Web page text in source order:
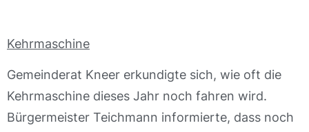
Kehrmaschine
Gemeinderat Kneer erkundigte sich, wie oft die
Kehrmaschine dieses Jahr noch fahren wird.
Bürgermeister Teichmann informierte, dass noch